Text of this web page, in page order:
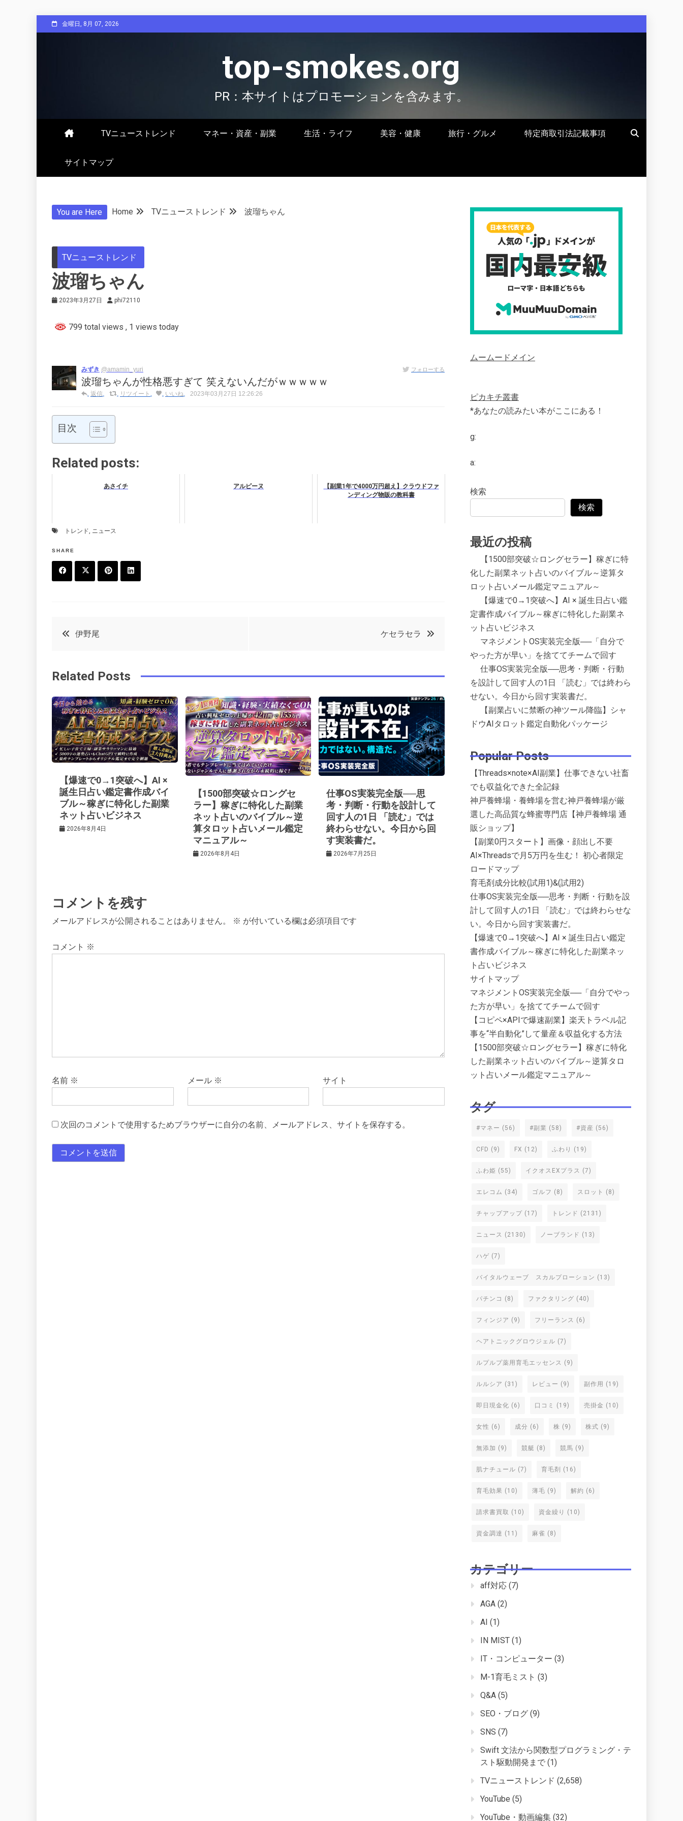
to
金曜日, 8月 07, 2026
top-smokes.org
PR：本サイトはプロモーションを含みます。
TVニューストレンド マネー・資産・副業 生活・ライフ 美容・健康 旅行・グルメ 特定商取引法記載事項
サイトマップ
You are Here Home TVニューストレンド 波瑠ちゃん
TVニューストレンド
波瑠ちゃん
2023年3月27日 phi72110
799 total views , 1 views today
みずき @amamin_yuri フォローする
波瑠ちゃんが性格悪すぎて 笑えないんだがｗｗｗｗｗ
返信 リツイート いいね 2023年03月27日 12:26:26
目次
Related posts:
あさイチ アルピーヌ
【副業1年で4000万円超え】クラウドファ
ンディング物販の教科書
トレンド, ニュース
SHARE
o
k
t
r
e
t
in
投
ナ
ビ
ゲ
ー
シ
ョ
伊野尾 ケセラセラ
Related Posts
【爆速で0→1突破へ】AI ×
誕生日占い鑑定書作成バイ
ブル～稼ぎに特化した副業
ネット占いビジネス
2026年8月4日
【1500部突破☆ロングセ
ラー】稼ぎに特化した副業
ネット占いのバイブル～逆
算タロット占いメール鑑定
マニュアル～
2026年8月4日
仕事OS実装完全版──思
考・判断・行動を設計して
回す人の1日 「読む」では
終わらせない。今日から回
す実装書だ。
2026年7月25日
コメントを残す
メールアドレスが公開されることはありません。 ※ が付いている欄は必須項目です
コメント ※
名前 ※ メール ※ サイト
次回のコメントで使用するためブラウザーに自分の名前、メールアドレス、サイトを保存する。
ムームードメイン
ピカキチ叢書
*あなたの読みたい本がここにある！
g:
a:
検索
検索
最近の投稿
【1500部突破☆ロングセラー】稼ぎに特
化した副業ネット占いのバイブル～逆算タ
ロット占いメール鑑定マニュアル～
【爆速で0→1突破へ】AI × 誕生日占い鑑
定書作成バイブル～稼ぎに特化した副業ネ
ット占いビジネス
マネジメントOS実装完全版──「自分で
やった方が早い」を捨ててチームで回す
仕事OS実装完全版──思考・判断・行動
を設計して回す人の1日 「読む」では終わら
せない。今日から回す実装書だ。
【副業占いに禁断の神ツール降臨】シャ
ドウAIタロット鑑定自動化パッケージ
Popular Posts
【Threads×note×AI副業】仕事できない社畜
でも収益化できた全記録
神戸養蜂場・養蜂場を営む神戸養蜂場が厳
選した高品質な蜂蜜専門店【神戸養蜂場 通
販ショップ】
【副業0円スタート】画像・顔出し不要
AI×Threadsで月5万円を生む！ 初心者限定
ロードマップ
育毛剤成分比較(試用1)&(試用2)
仕事OS実装完全版──思考・判断・行動を設
計して回す人の1日 「読む」では終わらせな
い。今日から回す実装書だ。
【爆速で0→1突破へ】AI × 誕生日占い鑑定
書作成バイブル～稼ぎに特化した副業ネッ
ト占いビジネス
サイトマップ
マネジメントOS実装完全版──「自分でやっ
た方が早い」を捨ててチームで回す
【コピペ×APIで爆速副業】楽天トラベル記
事を“半自動化”して量産＆収益化する方法
【1500部突破☆ロングセラー】稼ぎに特化
した副業ネット占いのバイブル～逆算タロ
ット占いメール鑑定マニュアル～
タグ
#マネー (56) #副業 (58) #資産 (56)
CFD (9) FX (12) ふわり (19)
ふわ姫 (55) イクオスEXプラス (7)
エレコム (34) ゴルフ (8) スロット (8)
チャップアップ (17) トレンド (2131)
ニュース (2130) ノーブランド (13)
ハゲ (7)
バイタルウェーブ スカルプローション (13)
パチンコ (8) ファクタリング (40)
フィンジア (9) フリーランス (6)
ヘアトニックグロウジェル (7)
ルプルプ薬用育毛エッセンス (9)
ルルシア (31) レビュー (9) 副作用 (19)
即日現金化 (6) 口コミ (19) 売掛金 (10)
女性 (6) 成分 (6) 株 (9) 株式 (9)
無添加 (9) 競艇 (8) 競馬 (9)
肌ナチュール (7) 育毛剤 (16)
育毛効果 (10) 薄毛 (9) 解約 (6)
請求書買取 (10) 資金繰り (10)
資金調達 (11) 麻雀 (8)
カテゴリー
aff対応 (7)
AGA (2)
AI (1)
IN MIST (1)
IT・コンピューター (3)
M-1育毛ミスト (3)
Q&A (5)
SEO・ブログ (9)
SNS (7)
Swift 文法から関数型プログラミング・テ
スト駆動開発まで (1)
TVニューストレンド (2,658)
YouTube (5)
YouTube・動画編集 (32)